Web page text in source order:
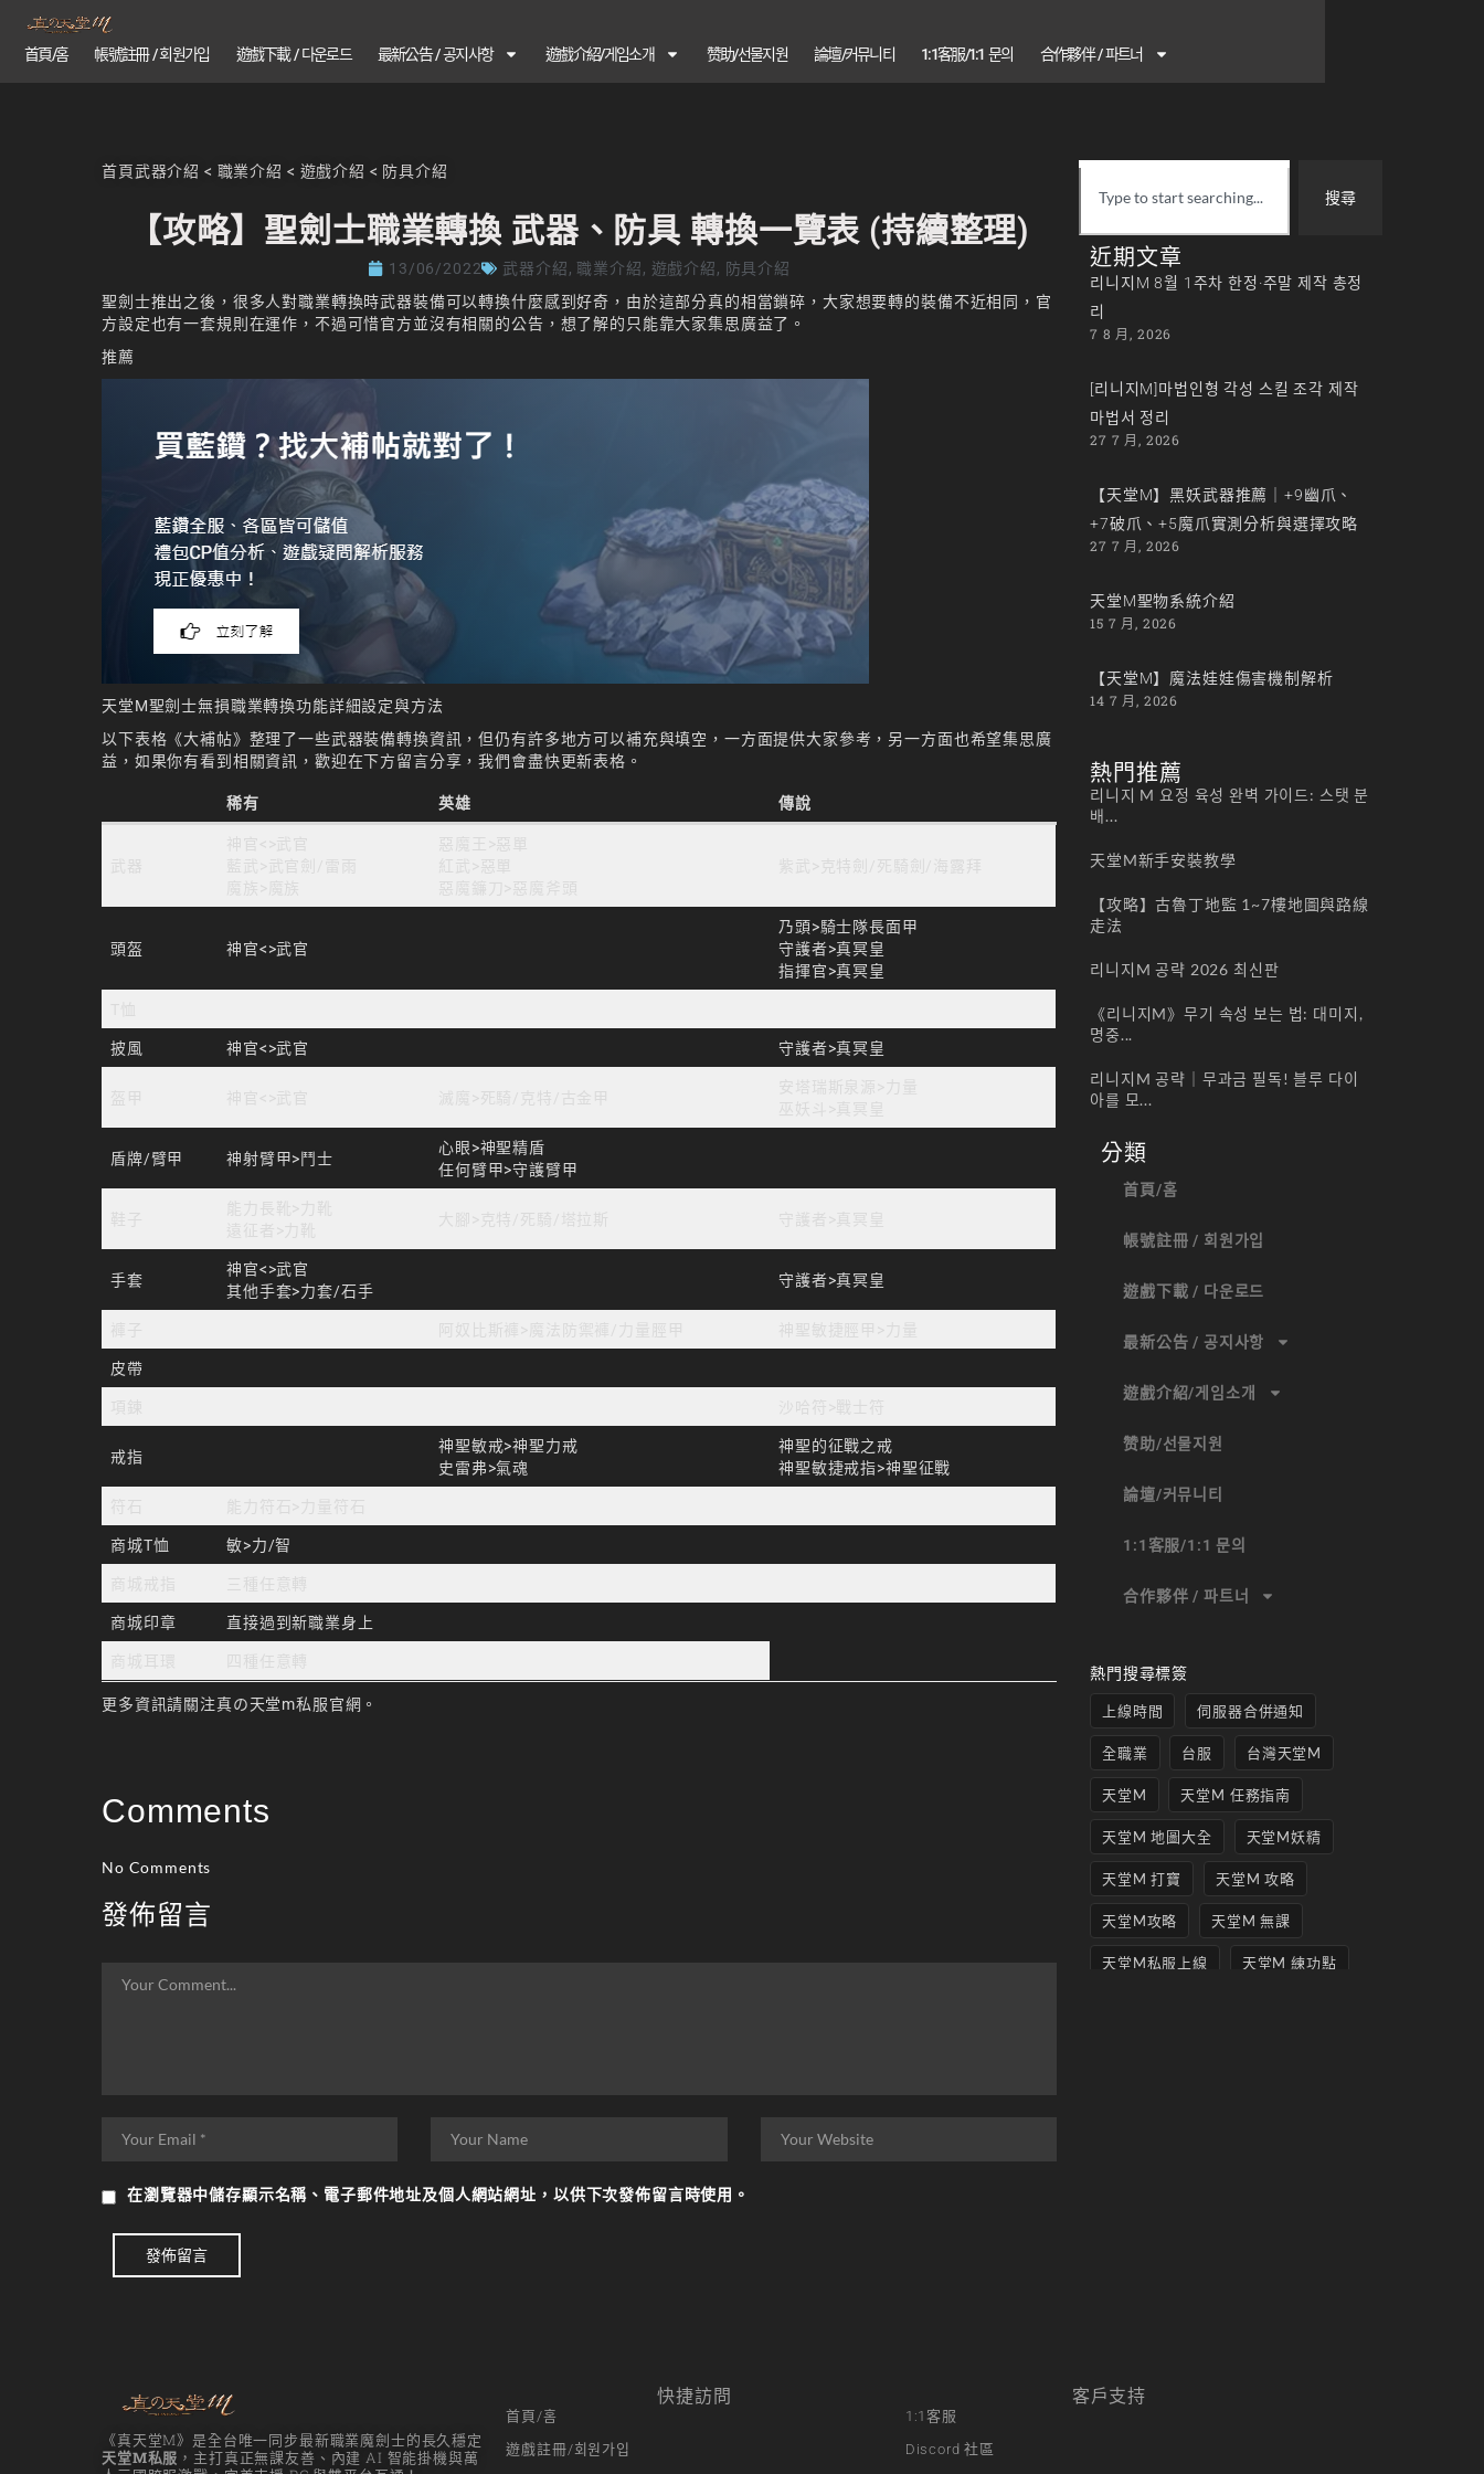
首頁/홈 帳號註冊 / 회원가입 遊戲下載 / 다운로드 最新公告 / 공지사항 遊戲介紹/게임소개 赞助/선물지원 論壇/커뮤니티 1:1客服/1:1 문의 合作夥伴 / 파트너
首頁武器介紹 < 職業介紹 < 遊戲介紹 < 防具介紹
【攻略】聖劍士職業轉換 武器、防具 轉換一覽表 (持續整理)
13/06/2022 武器介紹,職業介紹, 遊戲介紹, 防具介紹
聖劍士推出之後，很多人對職業轉換時武器裝備可以轉換什麼感到好奇，由於這部分真的相當鎖碎，大家想要轉的裝備不近相同，官
方設定也有一套規則在運作，不過可惜官方並沒有相關的公告，想了解的只能靠大家集思廣益了。
推薦
天堂M聖劍士無損職業轉換功能詳細設定與方法
以下表格《大補帖》整理了一些武器裝備轉換資訊，但仍有許多地方可以補充與填空，一方面提供大家參考，另一方面也希望集思廣
益，如果你有看到相關資訊，歡迎在下方留言分享，我們會盡快更新表格。
稀有 英雄 傳說
頭盔 神官<>武官
乃頭>騎士隊長面甲
守護者>真冥皇
指揮官>真冥皇
披風 神官<>武官 守護者>真冥皇
盾牌/臂甲 神射臂甲>鬥士
心眼>神聖精盾
任何臂甲>守護臂甲
手套
神官<>武官
其他手套>力套/石手
守護者>真冥皇
皮帶
戒指
神聖敏戒>神聖力戒
史雷弗>氣魂
神聖的征戰之戒
神聖敏捷戒指>神聖征戰
商城T恤 敏>力/智
商城印章 直接過到新職業身上
更多資訊請關注真の天堂m私服官網 。
Comments
No Comments
發佈留言
在瀏覽器中儲存顯示名稱、電子郵件地址及個人網站網址，以供下次發佈留言時使用。
發佈留言
搜尋
近期文章
리니지M 8월 1주차 한정·주말 제작 총정
리
7 8 月, 2026
[리니지M]마법인형 각성 스킬 조각 제작
마법서 정리
27 7 月, 2026
【天堂M】黑妖武器推薦｜+9幽爪、
+7破爪、+5魔爪實測分析與選擇攻略
27 7 月, 2026
天堂M聖物系統介紹
15 7 月, 2026
【天堂M】魔法娃娃傷害機制解析
14 7 月, 2026
熱門推薦
리니지 M 요정 육성 완벽 가이드: 스탯 분
배...
天堂M新手安裝教學
【攻略】古魯丁地監 1~7樓地圖與路線
走法
리니지M 공략 2026 최신판
《리니지M》무기 속성 보는 법: 대미지,
명중...
리니지M 공략｜무과금 필독! 블루 다이
아를 모...
分類
首頁/홈
帳號註冊 / 회원가입
遊戲下載 / 다운로드
最新公告 / 공지사항
遊戲介紹/게임소개
赞助/선물지원
論壇/커뮤니티
1:1客服/1:1 문의
合作夥伴 / 파트너
熱門搜尋標簽
上線時間 伺服器合併通知
全職業 台服 台灣天堂M
天堂M 天堂M 任務指南
天堂M 地圖大全 天堂M妖精
天堂M 打寶 天堂M 攻略
天堂M攻略 天堂M 無課
天堂M私服上線 天堂M 練功點
《真天堂M》是全台唯一同步最新職業魔劍士的長久穩定
天堂M私服 ，主打真正無課友善、內建 AI 智能掛機與萬
快捷訪問
首頁/홈
遊戲註冊/회원가입
客戶支持
1:1客服
Discord 社區